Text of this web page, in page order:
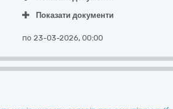
Показати документи
по 23-03-2026, 00:00